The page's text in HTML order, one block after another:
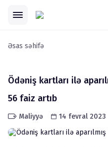
Əsas səhifə
Ödəniş kartları ilə aparılmış əməliyyatların həcmi
56 faiz artıb
Maliyyə 14 fevral 2023